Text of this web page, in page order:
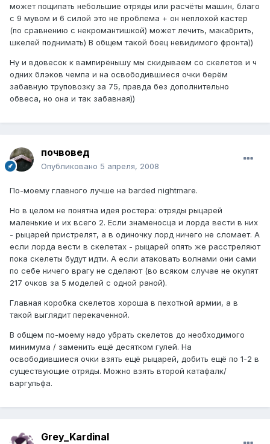
может пощипать небольшие отряды или расчёты машин, благо
с 9 мувом и 6 силой это не проблема + он неплохой кастер
(по сравнению с некромантишкой) может лечить, макабрить,
шкелей поднимать) В общем такой боец невидимого фронта))
Ну и вдовесок к вампирёнышу мы скидываем со скелетов и ч
одних блэков чемпа и на освободившиеся очки берём
забавную труповозку за 75, правда без дополнительно
обвеса, но она и так забавная))
почвовед
Опубликовано 5 апреля, 2008
По-моему главного лучше на barded nightmare.
Но в целом не понятна идея ростера: отряды рыцарей
маленькие и их всего 2. Если знаменосца и лорда вести в них
- рыцарей пристрелят, а в одиночку лорд ничего не сломает. А
если лорда вести в скелетах - рыцарей опять же расстреляют
пока скелеты будут идти. А если атаковать волнами они сами
по себе ничего врагу не сделают (во всяком случае не окупят
217 очков за 5 моделей с одной раной).
Главная коробка скелетов хороша в пехотной армии, а в
такой выглядит перекаченной.
В общем по-моему надо убрать скелетов до необходимого
минимума / заменить ещё десятком гулей. На
освободившиеся очки взять ещё рыцарей, добить ещё по 1-2 в
существующие отряды. Можно взять второй катафалк/
варгульфа.
Grey_Kardinal